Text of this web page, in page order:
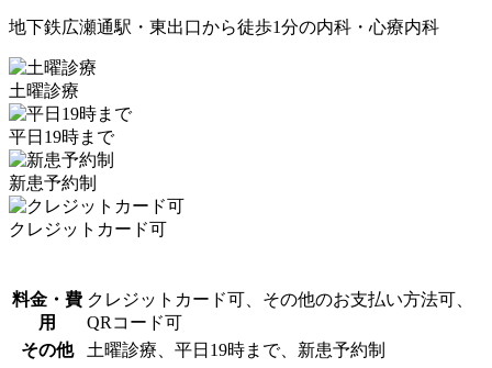
地下鉄広瀬通駅・東出口から徒歩1分の内科・心療内科
土曜診療
平日19時まで
新患予約制
クレジットカード可
料金・費
用
クレジットカード可、その他のお支払い方法可、
QRコード可
その他
土曜診療、平日19時まで、新患予約制